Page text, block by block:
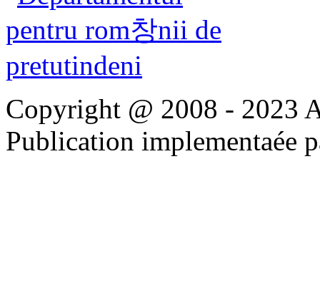
Copyright @ 2008 - 2023
Publication implementaée